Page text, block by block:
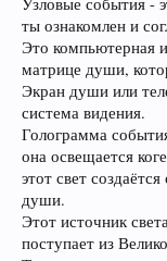
ты ознакомлен и
Это компьютерная
матрице души,
Экран души или
система видения.
Голограмма
она освещается
этот свет
души.
Этот источник
поступает из